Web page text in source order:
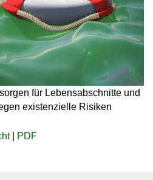
für Lebensabschnitte und
existenzielle Risiken
| PDF